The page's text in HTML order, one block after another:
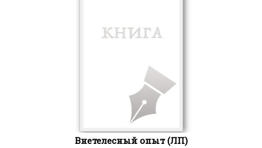
Внетелесный опыт (ЛП)